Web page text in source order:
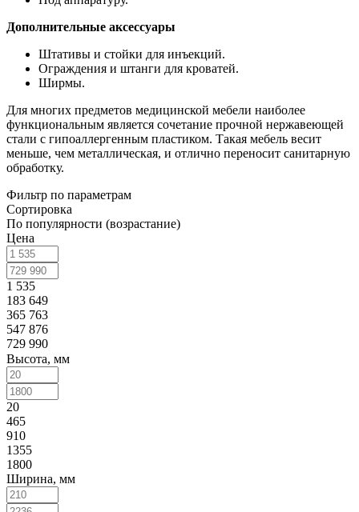
Дополнительные аксессуары
Штативы и стойки для инъекций.
Ограждения и штанги для кроватей.
Ширмы.
Для многих предметов медицинской мебели наиболее
функциональным является сочетание прочной нержавеющей
стали с гипоаллергенным пластиком. Такая мебель весит
меньше, чем металлическая, и отлично переносит санитарную
обработку.
Фильтр по параметрам
Сортировка
По популярности (возрастание)
Цена
1 535
183 649
365 763
547 876
729 990
Высота, мм
20
465
910
1355
1800
Ширина, мм